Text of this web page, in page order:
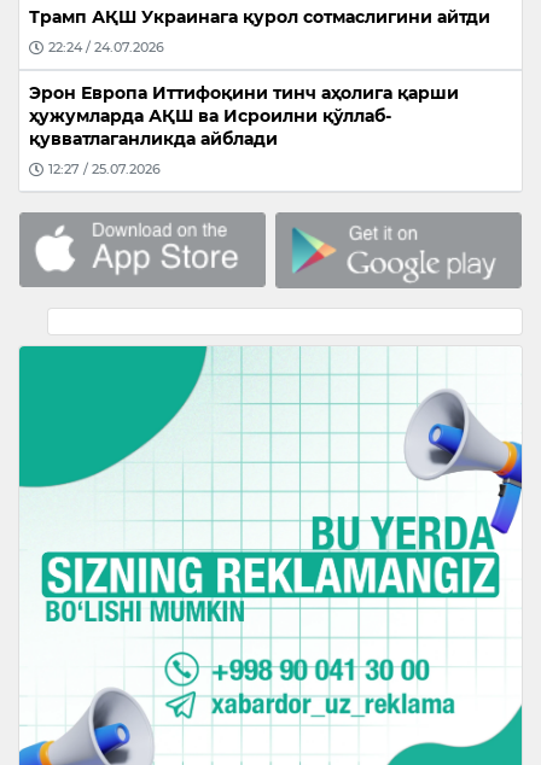
Трамп АҚШ Украинага қурол сотмаслигини айтди
22:24 / 24.07.2026
Эрон Европа Иттифоқини тинч аҳолига қарши
ҳужумларда АҚШ ва Исроилни қўллаб-
қувватлаганликда айблади
12:27 / 25.07.2026